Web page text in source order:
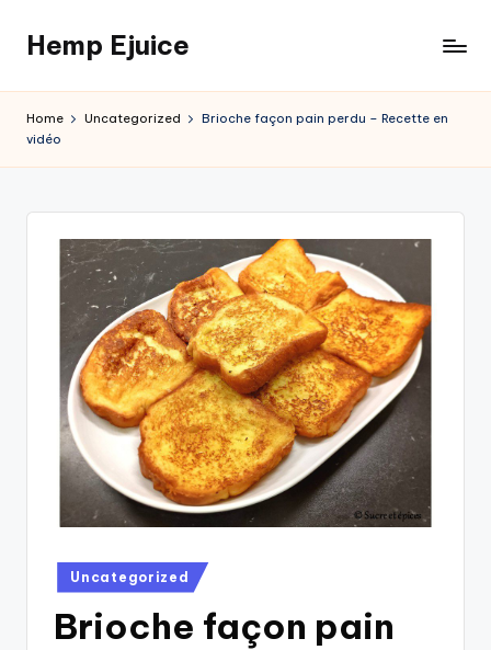
content
Hemp Ejuice
Home Uncategorized
Brioche façon pain perdu – Recette en
vidéo
Posted
in
Uncategorized
Brioche façon pain